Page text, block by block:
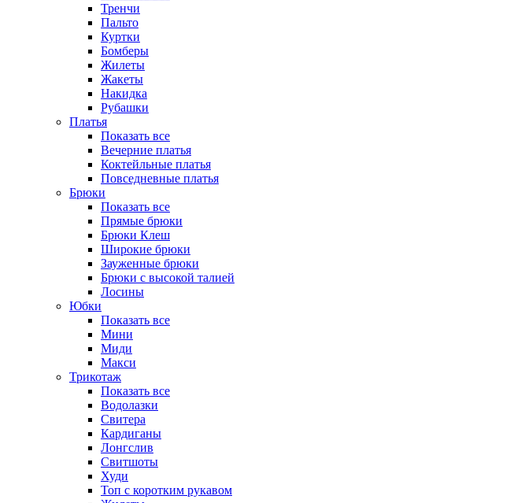
Тренчи
Пальто
Куртки
Бомберы
Жилеты
Жакеты
Накидка
Рубашки
Платья
Показать все
Вечерние платья
Коктейльные платья
Повседневные платья
Брюки
Показать все
Прямые брюки
Брюки Клеш
Широкие брюки
Зауженные брюки
Брюки с высокой талией
Лосины
Юбки
Показать все
Мини
Миди
Макси
Трикотаж
Показать все
Водолазки
Свитера
Кардиганы
Лонгслив
Свитшоты
Худи
Топ с коротким рукавом